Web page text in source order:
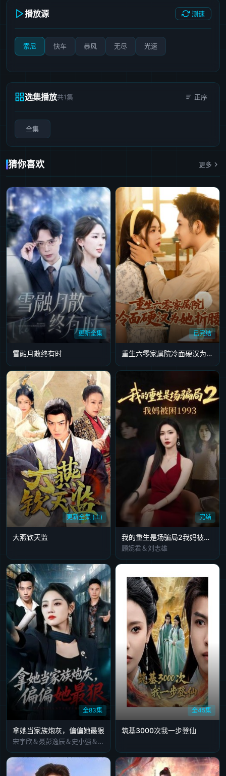
播放源 测速
索尼 快车 暴风 无尽 光速
选集播放共1集 正序
全集
猜你喜欢 更多
更新全集
雪融月散终有时
已完结
重生六零家属院冷面硬汉为她折腰
更新全集 (上)
大燕钦天监
完结
我的重生是场骗局2我妈被困1993
顾婉君＆刘志雄
全83集
拿她当家族炮灰，偏偏她最狠
宋宇欣＆聂彭逸辰＆史小强＆王梓橙
全45集
筑基3000次我一步登仙